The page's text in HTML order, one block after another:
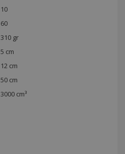
10
60
310 gr
5 cm
12 cm
50 cm
3000 cm³